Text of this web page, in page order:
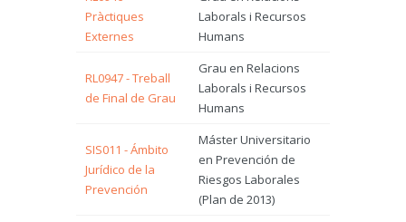
Pràctiques
Externes
Laborals i Recursos
Humans
RL0947 - Treball
de Final de Grau
Grau en Relacions
Laborals i Recursos
Humans
SIS011 - Ámbito
Jurídico de la
Prevención
Máster Universitario
en Prevención de
Riesgos Laborales
(Plan de 2013)